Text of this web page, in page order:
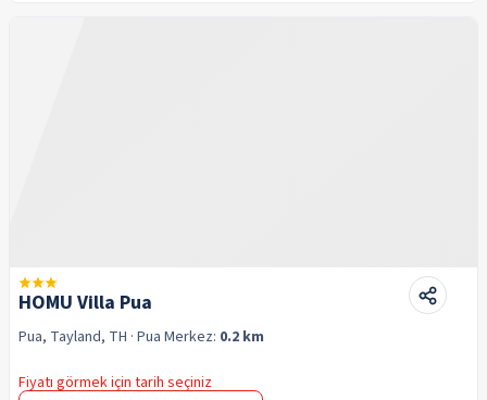
HOMU Villa Pua
Pua, Tayland, TH · Pua Merkez: 0.2 km
Fiyatı görmek için tarih seçiniz